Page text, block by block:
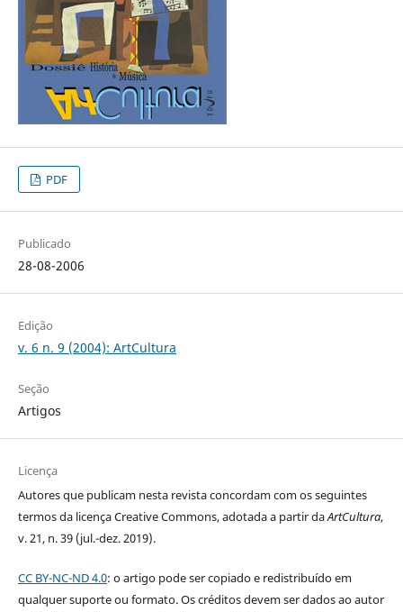
PDF
Publicado
28-08-2006
Edição
v. 6 n. 9 (2004): ArtCultura
Seção
Artigos
Licença
Autores que publicam nesta revista concordam com os seguintes
termos da licença Creative Commons, adotada a partir daArtCultura,
v. 21, n. 39 (jul.-dez. 2019).
CC BY-NC-ND 4.0: o artigo pode ser copiado e redistribuído em
qualquer suporte ou formato. Os créditos devem ser dados ao autor